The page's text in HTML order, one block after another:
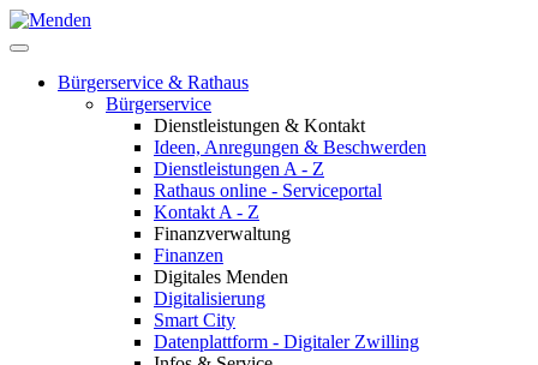
Bürgerservice & Rathaus
Bürgerservice
Dienstleistungen & Kontakt
Ideen, Anregungen & Beschwerden
Dienstleistungen A - Z
Rathaus online - Serviceportal
Kontakt A - Z
Finanzverwaltung
Finanzen
Digitales Menden
Digitalisierung
Smart City
Datenplattform - Digitaler Zwilling